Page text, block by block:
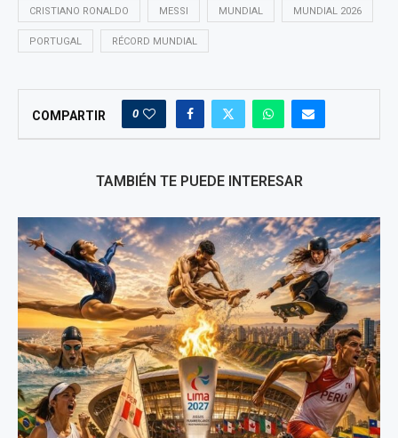
CRISTIANO RONALDO MESSI MUNDIAL MUNDIAL 2026
PORTUGAL RÉCORD MUNDIAL
COMPARTIR 0
TAMBIÉN TE PUEDE INTERESAR